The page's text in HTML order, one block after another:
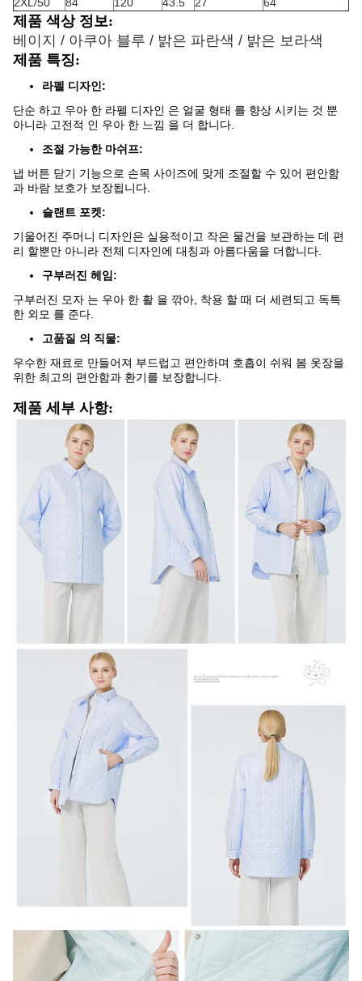
제품 색상 정보:
베이지 / 아쿠아 블루 / 밝은 파란색 / 밝은 보라색
제품 특징:
라펠 디자인:
단순 하고 우아 한 라펠 디자인 은 얼굴 형태 를 향상 시키는 것 뿐
아니라 고전적 인 우아 한 느낌 을 더 합니다.
조절 가능한 마쉬프:
냅 버튼 닫기 기능으로 손목 사이즈에 맞게 조절할 수 있어 편안함
과 바람 보호가 보장됩니다.
슬랜트 포켓:
기울어진 주머니 디자인은 실용적이고 작은 물건을 보관하는 데 편
리 할뿐만 아니라 전체 디자인에 대칭과 아름다움을 더합니다.
구부러진 헤임:
구부러진 모자 는 우아 한 활 을 깎아, 착용 할 때 더 세련되고 독특
한 외모 를 준다.
고품질 의 직물:
우수한 재료로 만들어져 부드럽고 편안하며 호흡이 쉬워 봄 옷장을
위한 최고의 편안함과 환기를 보장합니다.
제품 세부 사항: